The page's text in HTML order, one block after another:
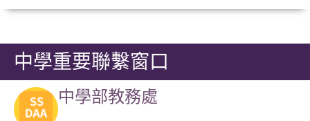
中學重要聯繫窗口
中學部教務處